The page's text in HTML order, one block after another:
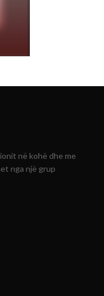
në kohë dhe me
nga një grup